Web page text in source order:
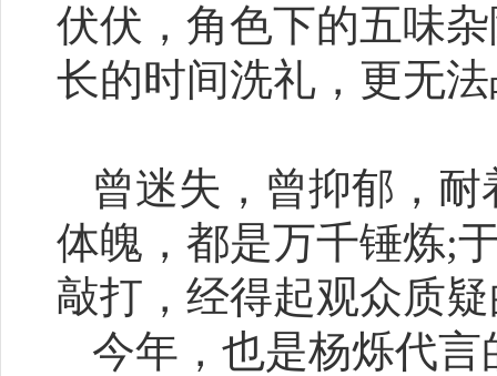
伏伏，角色下的五味
长的时间洗礼，更无
曾迷失，曾抑郁，
体魄，都是万千锤炼;
敲打，经得起观众质
今年，也是杨烁代